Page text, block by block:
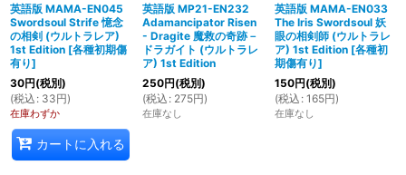
英語版 MAMA-EN045
Swordsoul Strife 憶念
の相剣 (ウルトラレア)
1st Edition [各種初期傷
有り]
30円(税別)
(税込 : 33円)
在庫わずか
カートに入れる
英語版 MP21-EN232
Adamancipator Risen
- Dragite 魔救の奇跡－
ドラガイト (ウルトラレ
ア) 1st Edition
250円(税別)
(税込 : 275円)
在庫なし
英語版 MAMA-EN033
The Iris Swordsoul 妖
眼の相剣師 (ウルトラレ
ア) 1st Edition [各種初
期傷有り]
150円(税別)
(税込 : 165円)
在庫なし